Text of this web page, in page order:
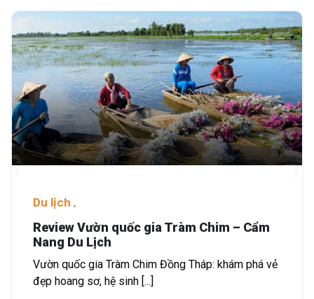
Du lịch
Review Vườn quốc gia Tràm Chim – Cẩm
Nang Du Lịch
Vườn quốc gia Tràm Chim Đồng Tháp: khám phá vẻ
đẹp hoang sơ, hệ sinh [...]